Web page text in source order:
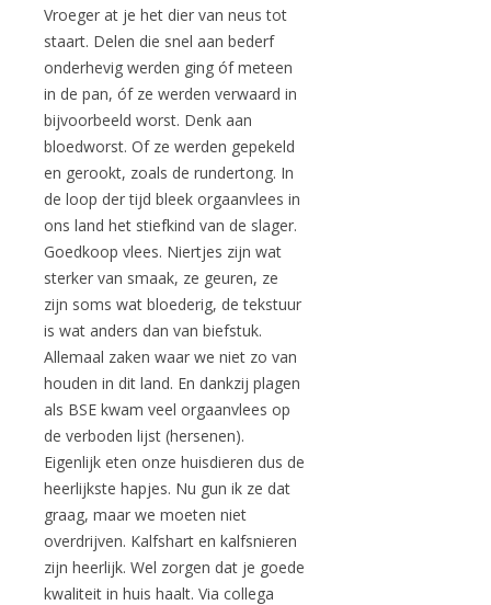
Vroeger at je het dier van neus tot
staart. Delen die snel aan bederf
onderhevig werden ging óf meteen
in de pan, óf ze werden verwaard in
bijvoorbeeld worst. Denk aan
bloedworst. Of ze werden gepekeld
en gerookt, zoals de rundertong. In
de loop der tijd bleek orgaanvlees in
ons land het stiefkind van de slager.
Goedkoop vlees. Niertjes zijn wat
sterker van smaak, ze geuren, ze
zijn soms wat bloederig, de tekstuur
is wat anders dan van biefstuk.
Allemaal zaken waar we niet zo van
houden in dit land. En dankzij plagen
als BSE kwam veel orgaanvlees op
de verboden lijst (hersenen).
Eigenlijk eten onze huisdieren dus de
heerlijkste hapjes. Nu gun ik ze dat
graag, maar we moeten niet
overdrijven. Kalfshart en kalfsnieren
zijn heerlijk. Wel zorgen dat je goede
kwaliteit in huis haalt. Via collega